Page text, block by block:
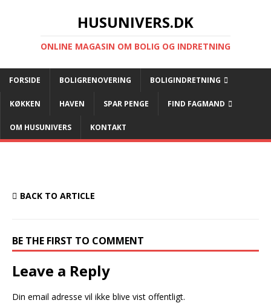
HUSUNIVERS.DK
ONLINE MAGASIN OM BOLIG OG INDRETNING
FORSIDE BOLIGRENOVERING BOLIGINDRETNING
KØKKEN HAVEN SPAR PENGE FIND FAGMAND
OM HUSUNIVERS KONTAKT
BACK TO ARTICLE
BE THE FIRST TO COMMENT
Leave a Reply
Din email adresse vil ikke blive vist offentligt.